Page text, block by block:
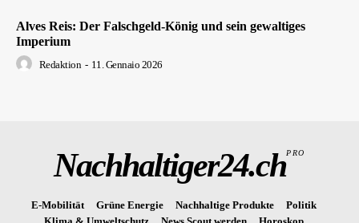
Alves Reis: Der Falschgeld-König und sein gewaltiges
Imperium
Redaktion - 11. Gennaio 2026
Nachhaltiger24.chPRO
E-Mobilität Grüne Energie Nachhaltige Produkte
Politik